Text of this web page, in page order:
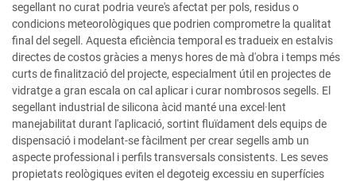
segellant no curat podria veure's afectat per pols, residus o
condicions meteorològiques que podrien comprometre la qualitat
final del segell. Aquesta eficiència temporal es tradueix en estalvis
directes de costos gràcies a menys hores de mà d'obra i temps més
curts de finalització del projecte, especialment útil en projectes de
vidratge a gran escala on cal aplicar i curar nombrosos segells. El
segellant industrial de silicona àcid manté una excel·lent
manejabilitat durant l'aplicació, sortint fluïdament dels equips de
dispensació i modelant-se fàcilment per crear segells amb un
aspecte professional i perfils transversals consistents. Les seves
propietats reològiques eviten el degoteig excessiu en superfícies